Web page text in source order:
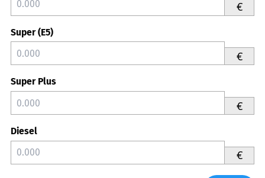
€
Super (E5)
€
Super Plus
€
Diesel
€